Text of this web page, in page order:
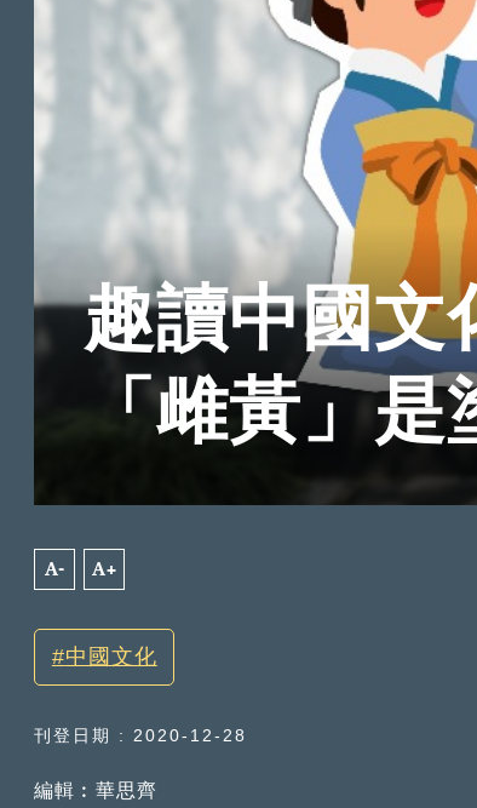
趣讀中國文
「雌黃」
A- A+
中國文化
刊登日期 : 2020-12-28
編輯︰華思齊